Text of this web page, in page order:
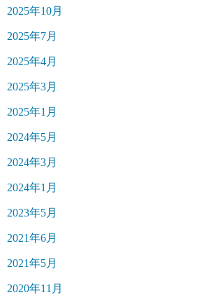
2025年10月
2025年7月
2025年4月
2025年3月
2025年1月
2024年5月
2024年3月
2024年1月
2023年5月
2021年6月
2021年5月
2020年11月